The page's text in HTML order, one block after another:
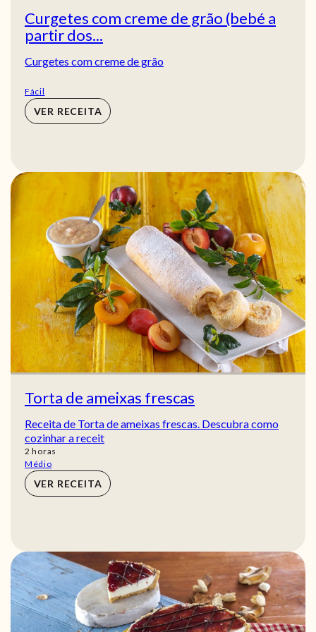
Curgetes com creme de grão (bebé a
partir dos...
Curgetes com creme de grão
Fácil
VER RECEITA
Torta de ameixas frescas
Receita de Torta de ameixas frescas. Descubra como
cozinhar a receit
2 horas
horas
Médio
VER RECEITA